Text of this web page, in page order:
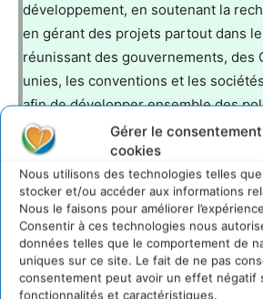
Gérer le
cookies
Nous utilisons des technologies telles
stocker et/ou accéder aux informations
Nous le faisons pour améliorer
Consentir à ces technologies nous
données telles que le comportement de
uniques sur ce site. Le fait de ne pas
consentement peut avoir un effet négatif
fonctionnalités et caractéristiques.
développement, en soutenant la
en gérant des projets partout dans
réunissant des gouvernements, des
unies, les conventions et les
afin de développer ensemble des
de bonnes pratiques.
L’UICN est le plus ancien et le plus
environnemental du monde. L’UICN
démocratique de plus de 1 000
gouvernements et ONG, et de
scientifiques bénévoles répartis
Le travail de l’UICN est soutenu par